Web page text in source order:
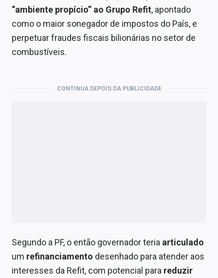
Brasil
Política
Colunas
“ambiente propício” ao Grupo Refit, apontado
como o maior sonegador de impostos do País, e
perpetuar fraudes fiscais bilionárias no setor de
combustíveis.
CONTINUA DEPOIS DA PUBLICIDADE
Segundo a PF, o então governador teria articulado
um refinanciamento desenhado para atender aos
interesses da Refit, com potencial para reduzir